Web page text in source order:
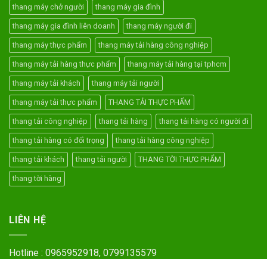
thang máy chở người thang máy gia đình
thang máy gia đình liên doanh thang máy người đi
thang máy thực phẩm thang máy tải hàng công nghiệp
thang máy tải hàng thực phẩm thang máy tải hàng tại tphcm
thang máy tải khách thang máy tải người
thang máy tải thực phẩm THANG TẢI THỰC PHẨM
thang tải công nghiệp thang tải hàng thang tải hàng có người đi
thang tải hàng có đối trọng thang tải hàng công nghiệp
thang tải khách thang tải người THANG TỜI THỰC PHẨM
thang tời hàng
LIÊN HỆ
Hotline : 0965952918, 0799135579